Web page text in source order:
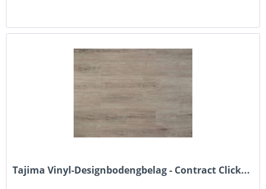
Tajima Vinyl-Designbodengbelag - Contract Click...